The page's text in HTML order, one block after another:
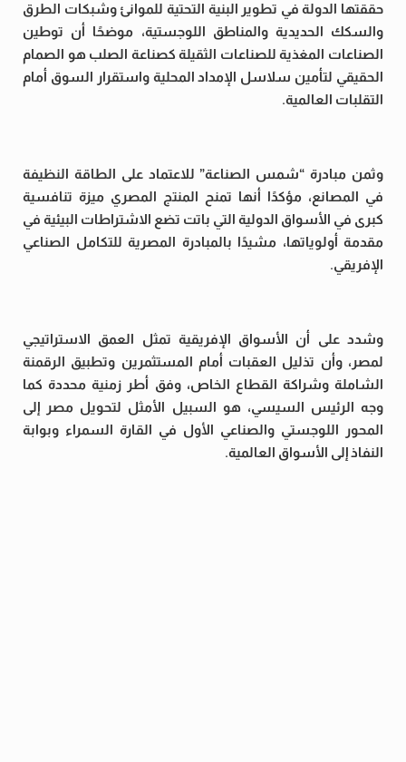
حققتها الدولة في تطوير البنية التحتية للموانئ وشبكات الطرق
والسكك الحديدية والمناطق اللوجستية، موضحًا أن توطين
الصناعات المغذية للصناعات الثقيلة كصناعة الصلب هو الصمام
الحقيقي لتأمين سلاسل الإمداد المحلية واستقرار السوق أمام
التقلبات العالمية.
وثمن مبادرة “شمس الصناعة” للاعتماد على الطاقة النظيفة
في المصانع، مؤكدًا أنها تمنح المنتج المصري ميزة تنافسية
كبرى في الأسواق الدولية التي باتت تضع الاشتراطات البيئية في
مقدمة أولوياتها، مشيدًا بالمبادرة المصرية للتكامل الصناعي
الإفريقي.
وشدد على أن الأسواق الإفريقية تمثل العمق الاستراتيجي
لمصر، وأن تذليل العقبات أمام المستثمرين وتطبيق الرقمنة
الشاملة وشراكة القطاع الخاص، وفق أطر زمنية محددة كما
وجه الرئيس السيسي، هو السبيل الأمثل لتحويل مصر إلى
المحور اللوجستي والصناعي الأول في القارة السمراء وبوابة
النفاذ إلى الأسواق العالمية.